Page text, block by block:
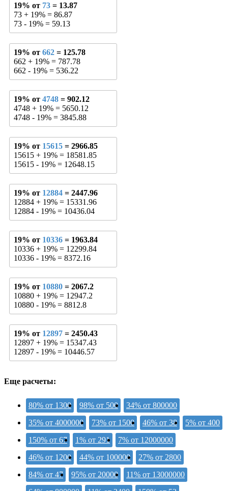
19% от 73 = 13.87
73 + 19% = 86.87
73 - 19% = 59.13
19% от 662 = 125.78
662 + 19% = 787.78
662 - 19% = 536.22
19% от 4748 = 902.12
4748 + 19% = 5650.12
4748 - 19% = 3845.88
19% от 15615 = 2966.85
15615 + 19% = 18581.85
15615 - 19% = 12648.15
19% от 12884 = 2447.96
12884 + 19% = 15331.96
12884 - 19% = 10436.04
19% от 10336 = 1963.84
10336 + 19% = 12299.84
10336 - 19% = 8372.16
19% от 10880 = 2067.2
10880 + 19% = 12947.2
10880 - 19% = 8812.8
19% от 12897 = 2450.43
12897 + 19% = 15347.43
12897 - 19% = 10446.57
Еще расчеты:
80% от 1300 98% от 500
34% от 800000
35% от 4000000
73% от 1500 46% от 38
5% от 400
150% от 67
1% от 291
7% от 12000000
46% от 1200
44% от 100000
27% от 2800
84% от 47
95% от 20000
11% от 13000000